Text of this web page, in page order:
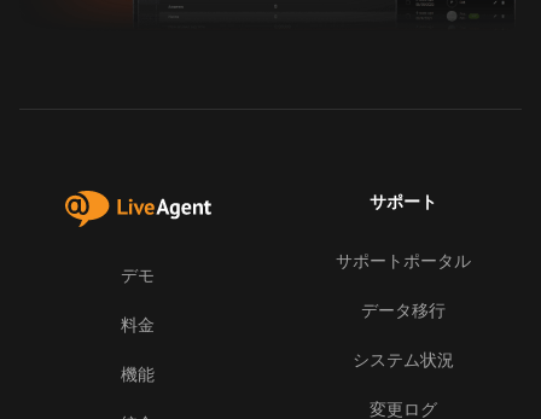
デモ
料金
機能
サポート
サポートポータル
データ移行
システム状況
変更ログ